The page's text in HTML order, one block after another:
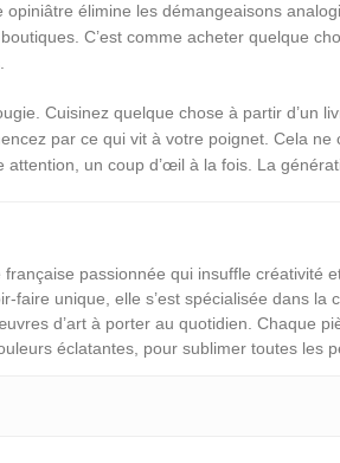
opiniâtre élimine les démangeaisons
C’est comme acheter quelque
Cuisinez quelque chose à partir d’un
par ce qui vit à votre poignet. Cela ne
un coup d’œil à la fois. La
passionnée qui insuffle créativité
faire unique, elle s’est spécialisée dans
d’art à porter au quotidien. Chaque
éclatantes, pour sublimer toutes les